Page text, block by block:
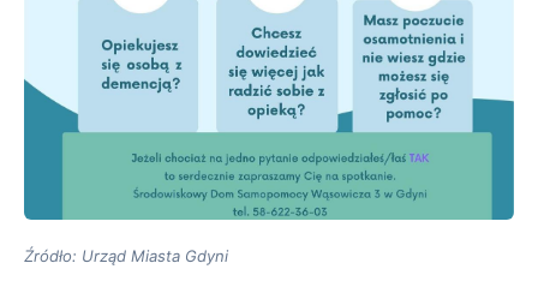
Źródło: Urząd Miasta Gdyni